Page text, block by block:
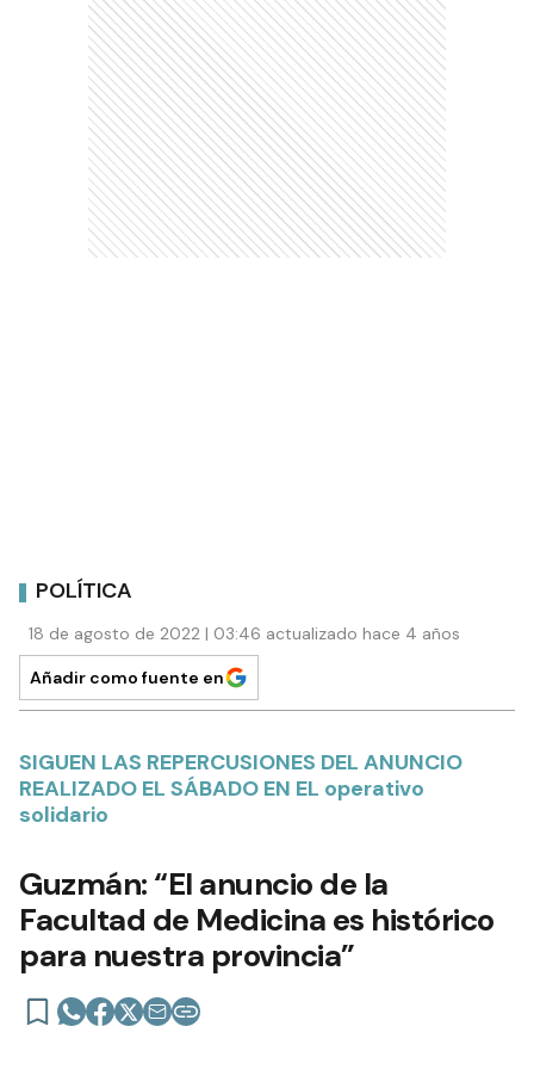
POLÍTICA
18 de agosto de 2022 | 03:46 actualizado hace 4 años
Añadir como fuente en
SIGUEN LAS REPERCUSIONES DEL ANUNCIO
REALIZADO EL SÁBADO EN EL operativo
solidario
Guzmán: “El anuncio de la
Facultad de Medicina es histórico
para nuestra provincia”